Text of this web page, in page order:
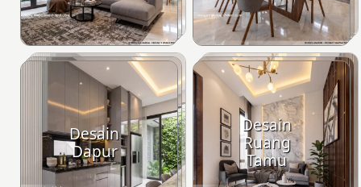
Desain
Dapur
Desain
Ruang
Tamu